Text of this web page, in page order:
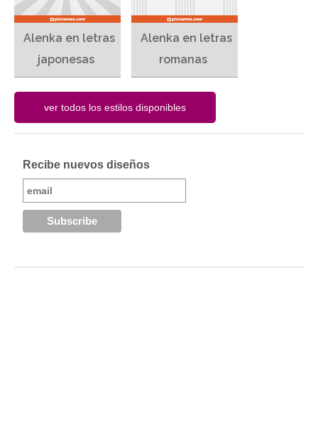
Alenka en letras
japonesas
Alenka en letras
romanas
Recibe nuevos diseños